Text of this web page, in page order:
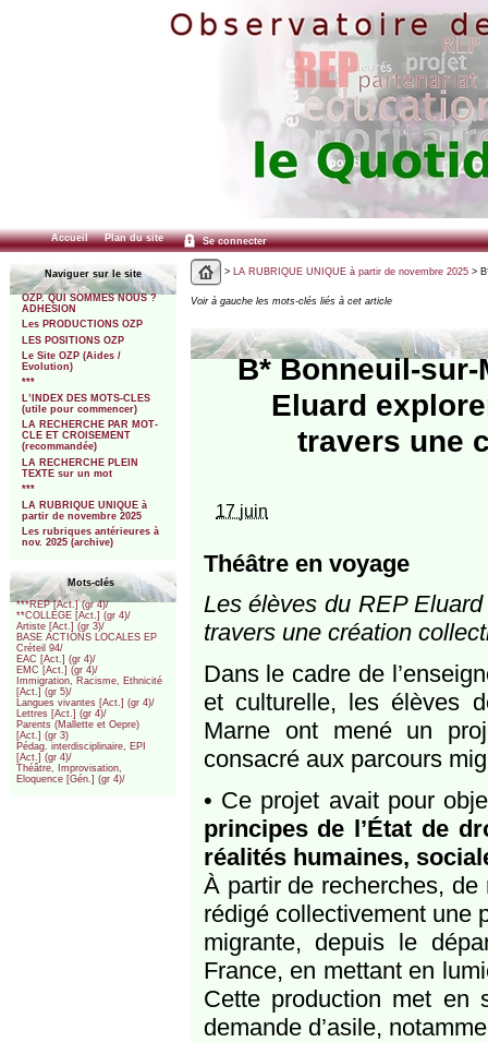
Accueil Plan du site Se connecter
Naviguer sur le site
OZP. QUI SOMMES NOUS ?
ADHESION
Les PRODUCTIONS OZP
LES POSITIONS OZP
Le Site OZP (Aides /
Evolution)
***
L’INDEX DES MOTS-CLES
(utile pour commencer)
LA RECHERCHE PAR MOT-
CLE ET CROISEMENT
(recommandée)
LA RECHERCHE PLEIN
TEXTE sur un mot
***
LA RUBRIQUE UNIQUE à
partir de novembre 2025
Les rubriques antérieures à
nov. 2025 (archive)
Mots-clés
***REP [Act.] (gr 4)/
**COLLEGE [Act.] (gr 4)/
Artiste [Act.] (gr 3)/
BASE ACTIONS LOCALES EP
Créteil 94/
EAC [Act.] (gr 4)/
EMC [Act.] (gr 4)/
Immigration, Racisme, Ethnicité
[Act.] (gr 5)/
Langues vivantes [Act.] (gr 4)/
Lettres [Act.] (gr 4)/
Parents (Mallette et Oepre)
[Act.] (gr 3)
Pédag. interdisciplinaire, EPI
[Act.] (gr 4)/
Théâtre, Improvisation,
Eloquence [Gén.] (gr 4)/
> LA RUBRIQUE UNIQUE à partir de novembre 2025>
Voir à gauche les mots-clés liés à cet article
B* Bonneuil-sur-
Eluard
travers une
17 juin
Théâtre en voyage
Les élèves du REP Eluard
travers une création
Dans le cadre de
et culturelle, les élèves
Marne ont mené un
consacré aux parcours
• Ce projet avait pour
principes de l’État de
réalités humaines,
À partir de recherches, de
rédigé collectivement une
migrante, depuis le
France, en mettant en
Cette production met en
demande d’asile,